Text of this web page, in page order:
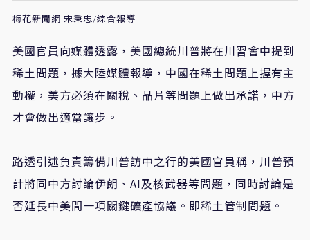
梅花新聞網 宋秉忠/綜合報導
美國官員向媒體透露，美國總統川普將在川習會中提到
稀土問題，據大陸媒體報導，中國在稀土問題上握有主
動權，美方必須在關稅、晶片等問題上做出承諾，中方
才會做出適當讓步。
路透引述負責籌備川普訪中之行的美國官員稱，川普預
計將同中方討論伊朗、 AI及核武器等問題，同時討論是
否延長中美間一項關鍵礦產協議。即稀土管制問題。